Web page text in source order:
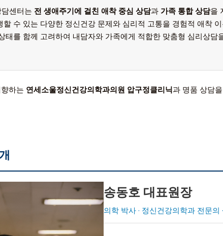
센터는 전 생애주기에 걸친 애착 중심 상담과 가족 통합 상담을
할 수 있는 다양한 정신건강 문제와 심리적 고통을 경험적 애착
태를 함께 고려하여 내담자와 가족에게 적합한 맞춤형 심리상담
하는 연세소울정신건강의학과의원 압구정클리닉과 명품 상담
송동호 대표원장
의학 박사 · 정신건강의학과 전문